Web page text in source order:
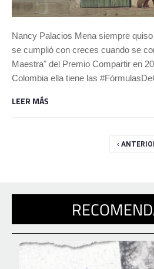
Nancy Palacios Mena siempre
se cumplió con creces cuando se
Maestra" del Premio Compartir en
Colombia ella tiene las
LEER MÁS
‹